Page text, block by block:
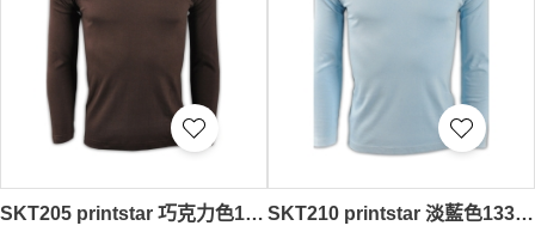
SKT205 printstar 巧克力色168長袖男裝T恤 00101-LVC DIY男裝休閒T恤 彈性運動T恤 T恤專門店 T恤價格 SKT210 printstar 淡藍色133長袖男裝T恤 00101-LVC 在線訂購經典純棉T恤 運動吸汗T恤 T恤專門店 T恤價格